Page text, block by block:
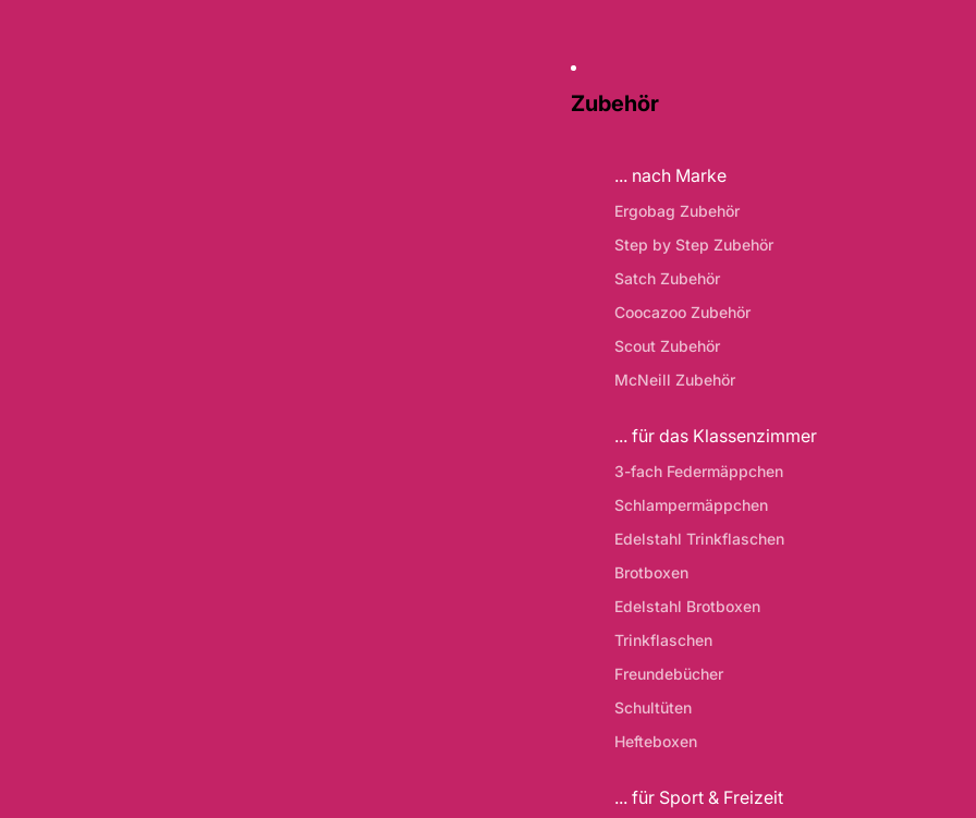
Zubehör
... nach Marke
Ergobag Zubehör
Step by Step Zubehör
Satch Zubehör
Coocazoo Zubehör
Scout Zubehör
McNeill Zubehör
... für das Klassenzimmer
3-fach Federmäppchen
Schlampermäppchen
Edelstahl Trinkflaschen
Brotboxen
Edelstahl Brotboxen
Trinkflaschen
Freundebücher
Schultüten
Hefteboxen
... für Sport & Freizeit